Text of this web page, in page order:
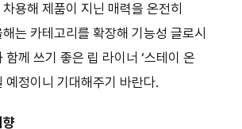
용해 제품이 지닌 매력을 온전히
는 카테고리를 확장해 기능성 글로시
함께 쓰기 좋은 립 라이너 ‘스테이 온
예정이니 기대해주기 바란다.